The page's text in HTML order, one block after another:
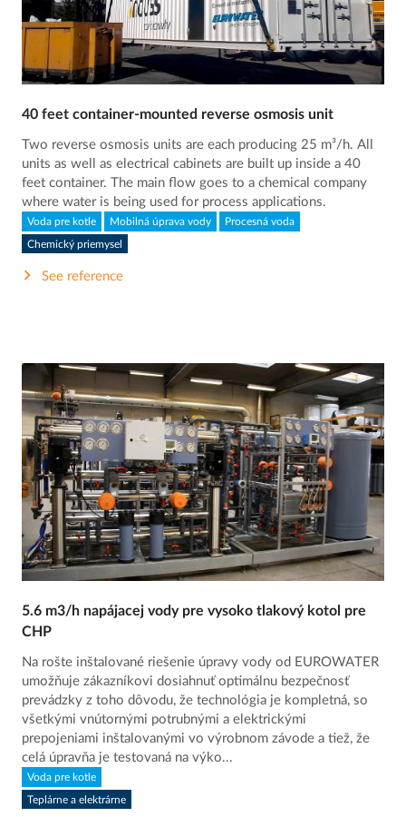
40 feet container-mounted reverse osmosis unit
Two reverse osmosis units are each producing 25 m³/h. All
units as well as electrical cabinets are built up inside a 40
feet container. The main flow goes to a chemical company
where water is being used for process applications.
Voda pre kotle Mobilná úprava vody Procesná voda
Chemický priemysel
See reference
5.6 m3/h napájacej vody pre vysoko tlakový kotol pre
CHP
Na rošte inštalované riešenie úpravy vody od EUROWATER
umožňuje zákazníkovi dosiahnuť optimálnu bezpečnosť
prevádzky z toho dôvodu, že technológia je kompletná, so
všetkými vnútornými potrubnými a elektrickými
prepojeniami inštalovanými vo výrobnom závode a tiež, že
celá úpravňa je testovaná na výko...
Voda pre kotle
Teplárne a elektrárne